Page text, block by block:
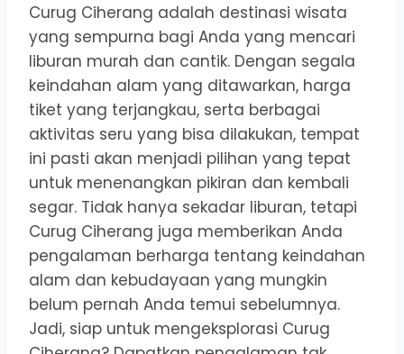
Curug Ciherang adalah destinasi wisata
yang sempurna bagi Anda yang mencari
liburan murah dan cantik. Dengan segala
keindahan alam yang ditawarkan, harga
tiket yang terjangkau, serta berbagai
aktivitas seru yang bisa dilakukan, tempat
ini pasti akan menjadi pilihan yang tepat
untuk menenangkan pikiran dan kembali
segar. Tidak hanya sekadar liburan, tetapi
Curug Ciherang juga memberikan Anda
pengalaman berharga tentang keindahan
alam dan kebudayaan yang mungkin
belum pernah Anda temui sebelumnya.
Jadi, siap untuk mengeksplorasi Curug